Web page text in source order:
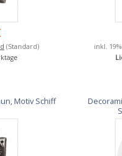
(Standard) inkl.
Motiv Schiff